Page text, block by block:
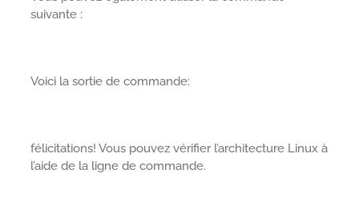
suivante :
Voici la sortie de commande:
félicitations! Vous pouvez vérifier l’architecture Linux à
l’aide de la ligne de commande.